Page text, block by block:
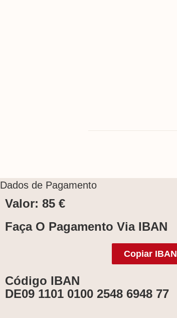
Dados de Pagamento
Valor: 85 €
Faça O Pagamento Via IBAN
Copiar IBAN
Código IBAN
DE09 1101 0100 2548 6948 77